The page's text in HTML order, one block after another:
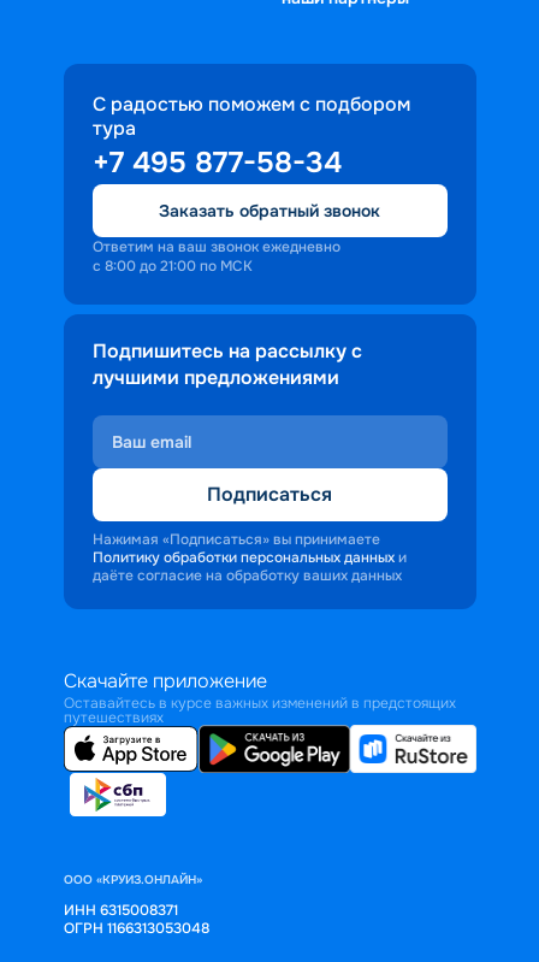
С радостью поможем с подбором
тура
+7 495 877-58-34
Заказать обратный звонок
Ответим на ваш звонок ежедневно
с 8:00 до 21:00 по МСК
Подпишитесь на рассылку с
лучшими предложениями
Подписаться
Нажимая «Подписаться» вы принимаете
Политику обработки персональных данных и
даёте согласие на обработку ваших данных
Скачайте приложение
Оставайтесь в курсе важных изменений в предстоящих
путешествиях
ООО «КРУИЗ.ОНЛАЙН»
ИНН 6315008371
ОГРН 1166313053048